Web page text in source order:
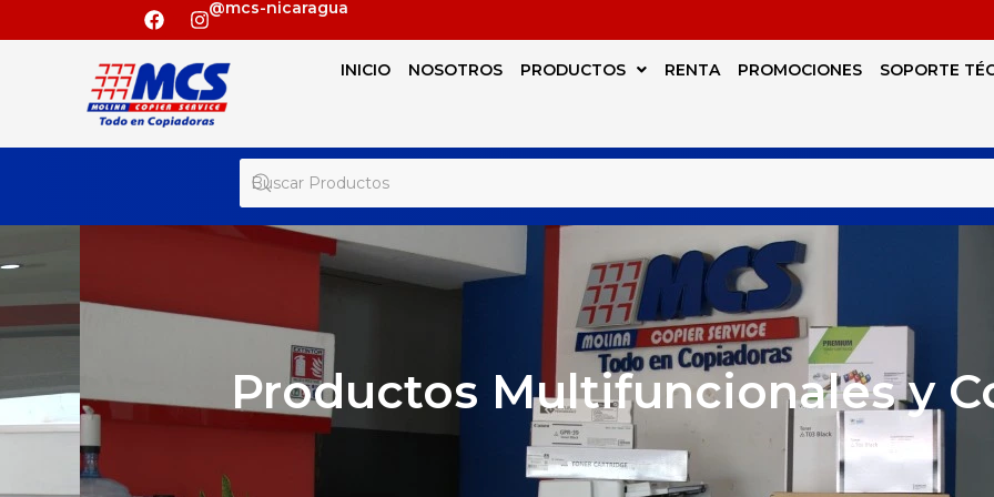
@mcs-nicaragua
INICIO NOSOTROS PRODUCTOS RENTA PROMOCIONES SOPORTE
Productos Multifuncionales y